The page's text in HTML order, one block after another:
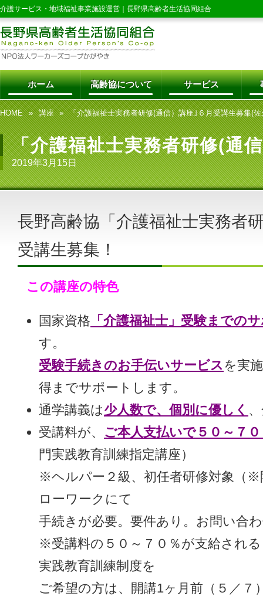
介護サービス・地域福祉事業施設運営｜ 長野県高齢者生活協同組合
ホーム 高齢協について サービス
HOME 講座 「介護福祉士実務者研修(通信）講座｣６月受講生募集(
「介護福祉士実務者研修(通
2019年3月15日
長野高齢協「介護福祉士実務者
受講生募集！
この講座の特色
国家資格 「介護福祉士」受験までの
す。
受験手続きのお手伝いサービス を実
得までサポートします。
通学講義は少人数で、個別に優しく
受講料が、 ご本人支払いで５０～７
門実践教育訓練指定講座）
※ヘルパー２級、初任者研修対象（
ローワークにて
手続きが必要。要件あり。お問い合
※受講料の５０～７０％が支給され
実践教育訓練制度を
ご希望の方は、開講1ヶ月前（５／７